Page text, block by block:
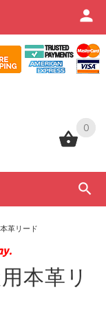
0
0
革リード
本革リ